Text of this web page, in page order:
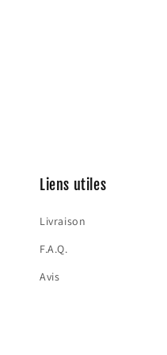
Liens utiles
Livraison
F.A.Q.
Avis